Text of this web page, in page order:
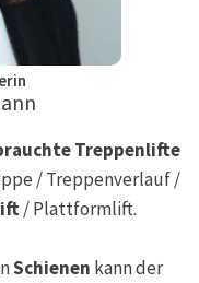
Treppenlifte
/ Treppenverlauf /
/ Plattformlift.
Schienen kann der